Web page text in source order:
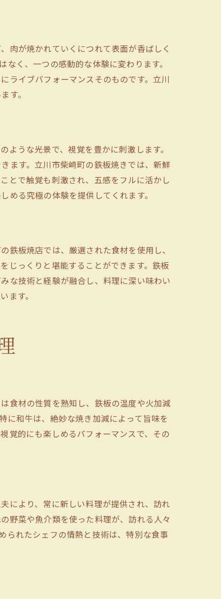
肉が焼かれていくにつれて表面が香ばしく
く、一つの感動的な体験に変わります。
ライブパフォーマンスそのものです。立川
す。
うな光景で、視覚を豊かに刺激します。
ます。立川市柴崎町の鉄板焼きでは、新鮮
とで触覚も刺激され、五感をフルに活かし
る究極の体験を提供してくれます。
鉄板焼店では、厳選された食材を使用し、
じっくりと堪能することができます。鉄板
な技術と経験が融合し、料理に深い味わい
ます。
食材の性質を熟知し、鉄板の温度や火加減
に和牛は、絶妙な焼き加減によって旨味を
覚的にも楽しめるパフォーマンスで、その
により、常に新しい料理が提供され、訪れ
野菜や魚介類を使った料理が、訪れる人々
られたシェフの情熱と技術は、特別な食事